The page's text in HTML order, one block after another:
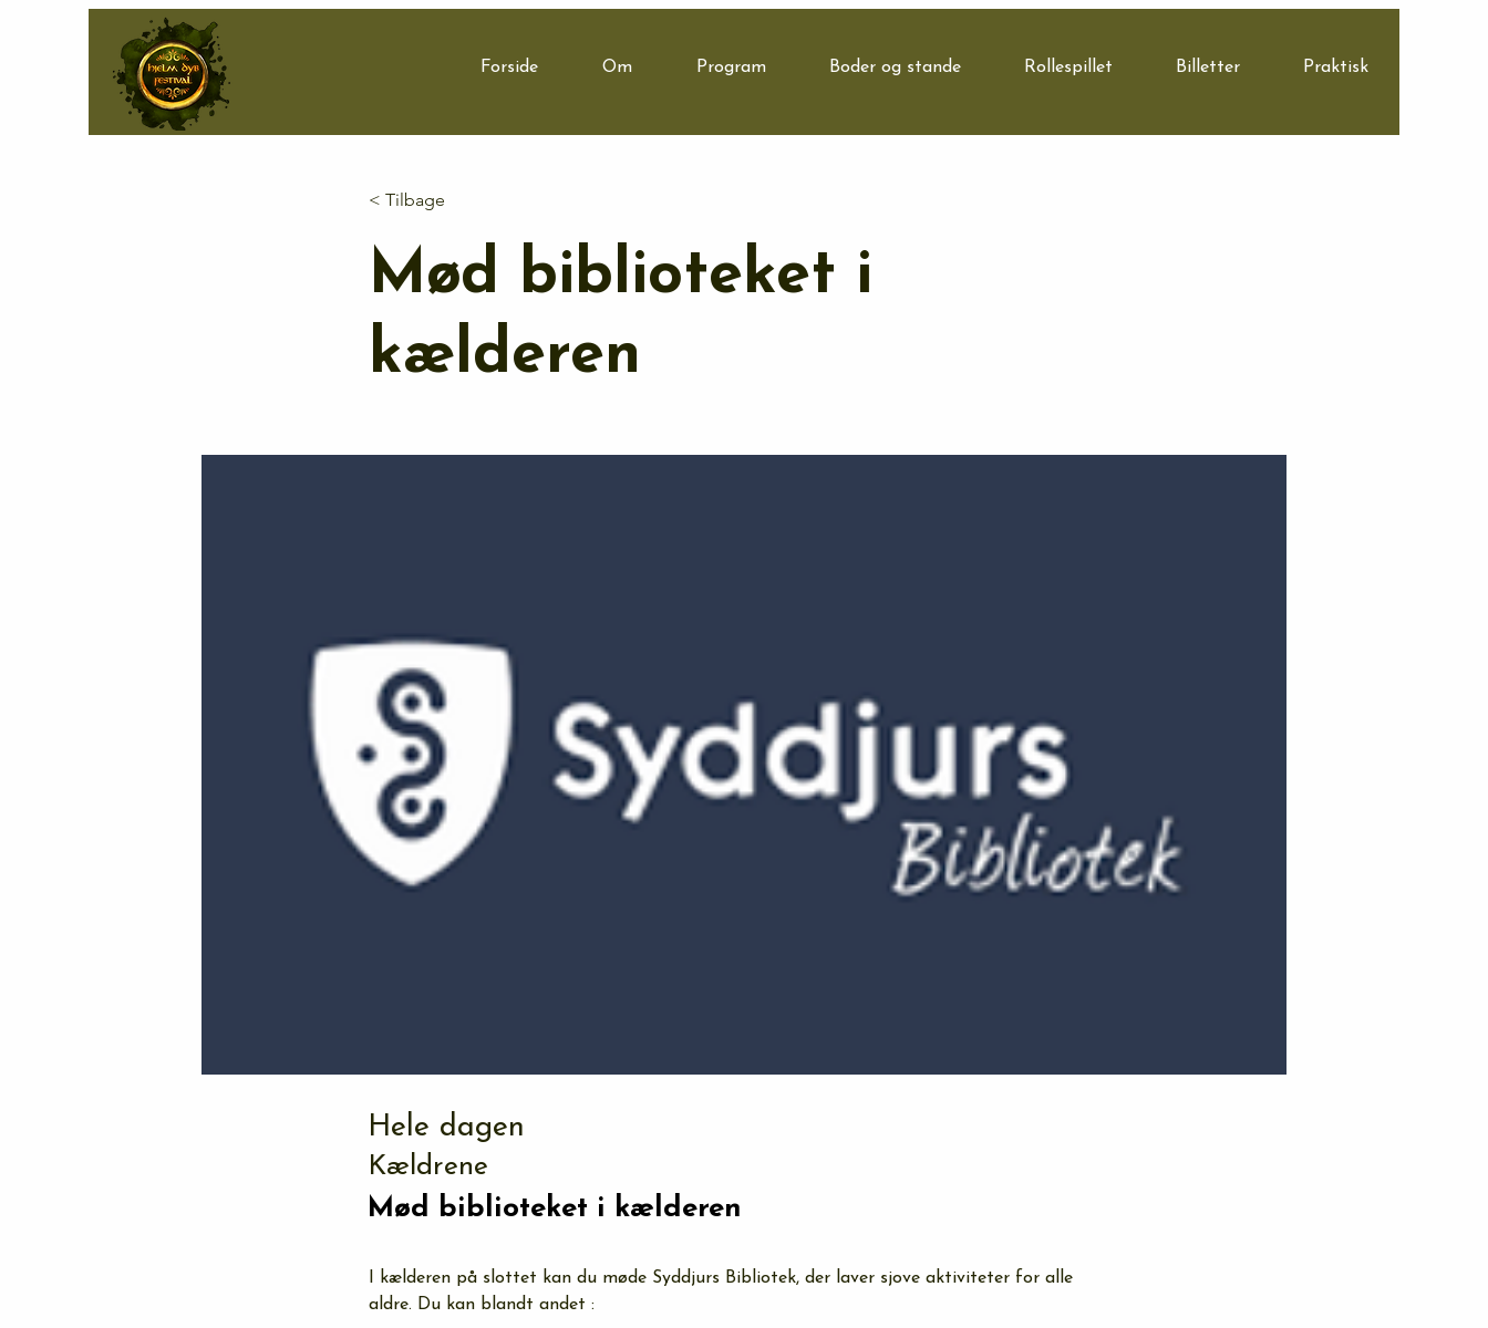
Forside Om Program Boder og stande Rollespillet Billetter Praktisk
< Tilbage
Mød biblioteket i
kælderen
Hele dagen
Kældrene
Mød biblioteket i kælderen
I kælderen på slottet kan du møde Syddjurs Bibliotek, der laver sjove aktiviteter for alle
aldre. Du kan blandt andet :